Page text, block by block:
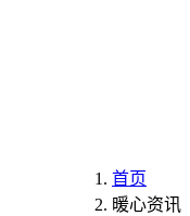
首页
暖心资讯